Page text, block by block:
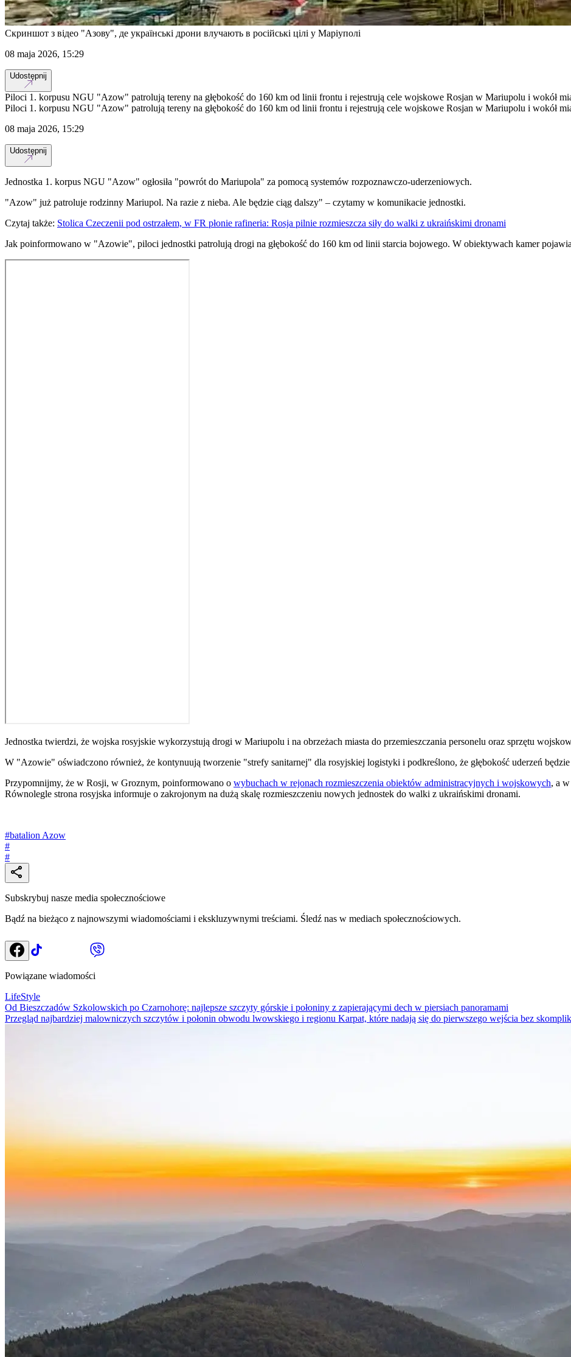
Скриншот з відео "Азову", де українські дрони влучають в російські цілі у Маріуполі
08 maja 2026, 15:29
Udostępnij
Piloci 1. korpusu NGU "Azow" patrolują tereny na głębokość do 160 km od linii frontu i rejestrują cele wojskowe Rosjan w Mariupolu i wokół
Piloci 1. korpusu NGU "Azow" patrolują tereny na głębokość do 160 km od linii frontu i rejestrują cele wojskowe Rosjan w Mariupolu i wokół
08 maja 2026, 15:29
Udostępnij
Jednostka 1. korpus NGU "Azow" ogłosiła "powrót do Mariupola" za pomocą systemów rozpoznawczo-uderzeniowych.
"Azow" już patroluje rodzinny Mariupol. Na razie z nieba. Ale będzie ciąg dalszy" – czytamy w komunikacie jednostki.
Czytaj także: Stolica Czeczenii pod ostrzałem, w FR płonie rafineria: Rosja pilnie rozmieszcza siły do walki z ukraińskimi dronami
Jak poinformowano w "Azowie", piloci jednostki patrolują drogi na głębokość do 160 km od linii starcia bojowego. W obiektywach kamer
Jednostka twierdzi, że wojska rosyjskie wykorzystują drogi w Mariupolu i na obrzeżach miasta do przemieszczania personelu oraz sprzętu
W "Azowie" oświadczono również, że kontynuują tworzenie "strefy sanitarnej" dla rosyjskiej logistyki i podkreślono, że głębokość uderzeń będzie
Przypomnijmy, że w Rosji, w Groznym, poinformowano o wybuchach w rejonach rozmieszczenia obiektów administracyjnych i wojskowych, a
Równolegle strona rosyjska informuje o zakrojonym na dużą skalę rozmieszczeniu nowych jednostek do walki z ukraińskimi dronami.
#batalion Azow
#
#
Subskrybuj nasze media społecznościowe
Bądź na bieżąco z najnowszymi wiadomościami i ekskluzywnymi treściami. Śledź nas w mediach społecznościowych.
Powiązane wiadomości
LifeStyle
Od Bieszczadów Szkolowskich po Czarnohorę: najlepsze szczyty górskie i połoniny z zapierającymi dech w piersiach panoramami
Przegląd najbardziej malowniczych szczytów i połonin obwodu lwowskiego i regionu Karpat, które nadają się do pierwszego wejścia bez